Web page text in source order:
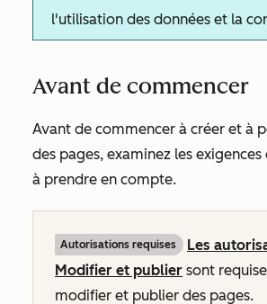
l'utilisation des données et la
Avant de commencer
Avant de commencer à créer et à
des pages, examinez les
à prendre en compte.
Autorisations requises
Les
Modifier et publier sont
modifier et publier des pages.